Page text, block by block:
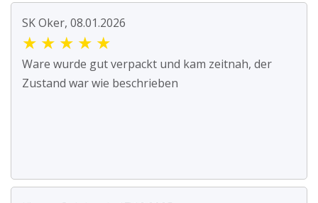
SK Oker, 08.01.2026
★ ★ ★ ★ ★
Ware wurde gut verpackt und kam zeitnah, der
Zustand war wie beschrieben